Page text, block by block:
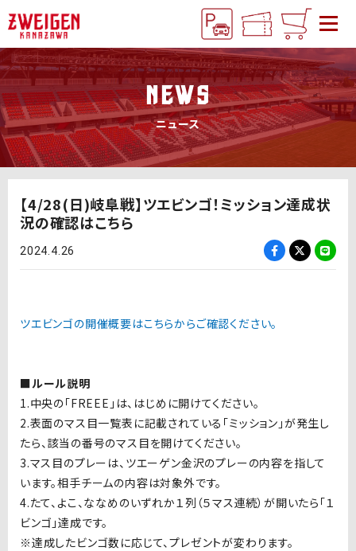
NEWS
ニュース
【4/28(日)岐阜戦】ツエビンゴ！ミッション達成状
況の確認はこちら
2024.4.26
ツエビンゴの開催概要はこちらからご確認ください。
■ルール説明
1.中央の「FREEE」は、はじめに開けてください。
2.表面のマス目一覧表に記載されている「ミッション」が発生し
たら、該当の番号のマス目を開けてください。
3.マス目のプレーは、ツエーゲン金沢のプレーの内容を指して
います。相手チームの内容は対象外です。
4.たて、よこ、ななめのいずれか１列（５マス連続）が開いたら「１
ビンゴ」達成です。
※達成したビンゴ数に応じて、プレゼントが変わります。